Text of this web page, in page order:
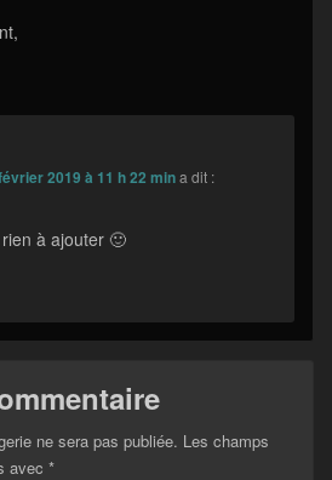
2019 à 11 h 22 mina dit :
à ajouter 🙂
ne sera pas publiée. Les champs
avec *